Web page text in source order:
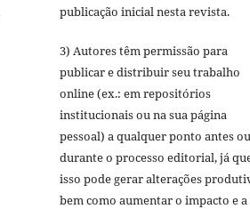
publicação inicial nesta revista.
3) Autores têm permissão para
publicar e distribuir seu trabalho
online (ex.: em repositórios
institucionais ou na sua página
pessoal) a qualquer ponto antes ou
durante o processo editorial, já
isso pode gerar alterações
bem como aumentar o impacto e a